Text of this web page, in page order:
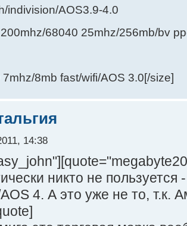
indivision/AOS3.9-4.0
68040 25mhz/256mb/bv
8mb fast/wifi/AOS 3.0[/size]
14:38
никто не пользуется
4. А это уже не то, т.к.